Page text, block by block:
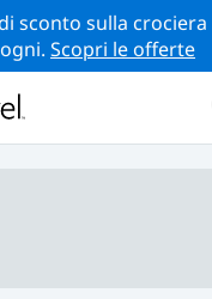
sconto sulla
Scopri le offerte